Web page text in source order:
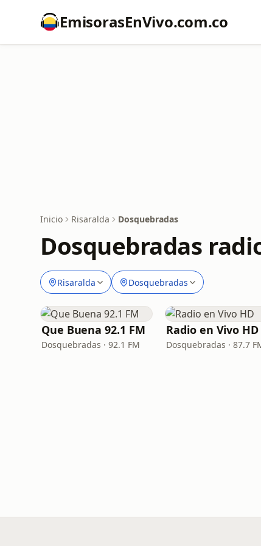
EmisorasEnVivo.com.co
Inicio Risaralda Dosquebradas
Dosquebradas
Risaralda Dosquebradas
Que Buena 92.1 FM
Dosquebradas · 92.1 FM
Radio en Vivo HD
Dosquebradas · 87.7